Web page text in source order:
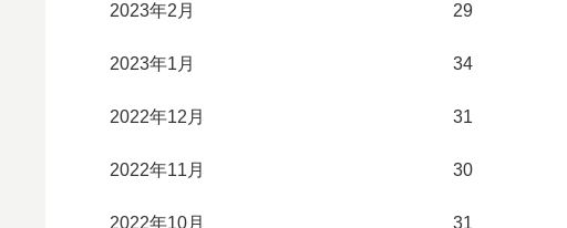
2023年2月 29
2023年1月 34
2022年12月 31
2022年11月 30
2022年10月 31